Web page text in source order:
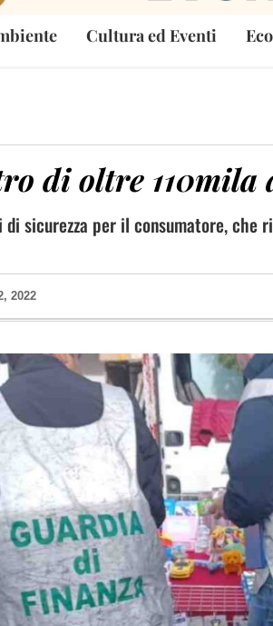
Cultura ed Eventi
di oltre
di sicurezza per il consumatore,
2022